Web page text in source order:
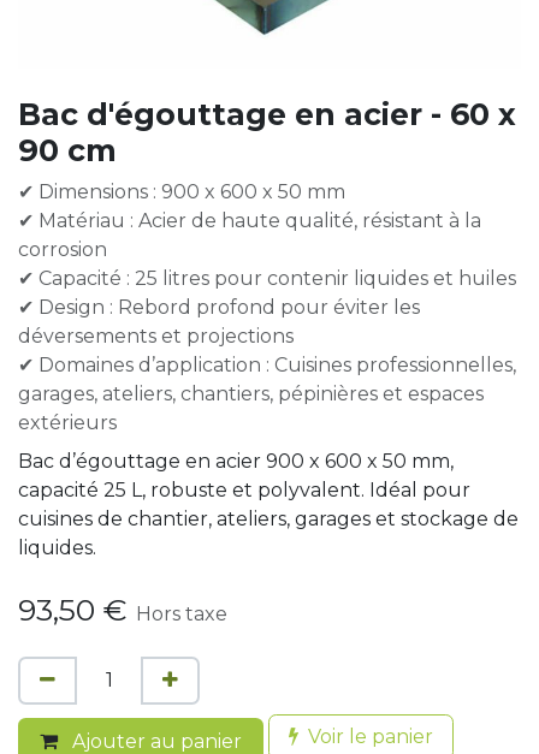
Bac d'égouttage en acier - 60 x
90 cm
✔ Dimensions : 900 x 600 x 50 mm
✔ Matériau : Acier de haute qualité, résistant à la
corrosion
✔ Capacité : 25 litres pour contenir liquides et huiles
✔ Design : Rebord profond pour éviter les
déversements et projections
✔ Domaines d’application : Cuisines professionnelles,
garages, ateliers, chantiers, pépinières et espaces
extérieurs
Bac d’égouttage en acier 900 x 600 x 50 mm,
capacité 25 L, robuste et polyvalent. Idéal pour
cuisines de chantier, ateliers, garages et stockage de
liquides.
93,50 € Hors taxe
Ajouter au panier Voir le panier